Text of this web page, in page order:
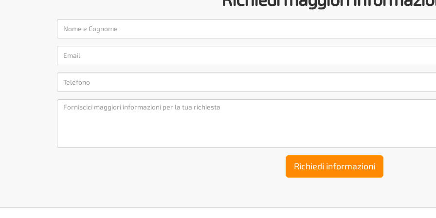
Richiedi informazioni